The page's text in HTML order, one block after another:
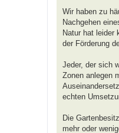
Wir haben zu
Nachgehen
Natur hat leider
der Förderung
Jeder, der sich
Zonen anlegen
echten
Die
mehr oder